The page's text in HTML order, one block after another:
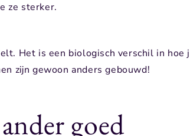
ze sterker.
Het is een biologisch verschil in hoe
zijn gewoon anders gebouwd!
goed